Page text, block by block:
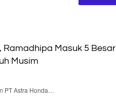
Ramadhipa Masuk 5 Besar
Musim
PT Astra Honda…